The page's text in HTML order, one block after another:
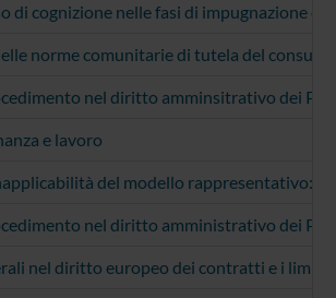
di cognizione nelle fasi di impugnazione e
norme comunitarie di tutela del
nel diritto amminsitrativo dei
e lavoro
del modello rappresentativo:
nel diritto amministrativo dei
nel diritto europeo dei contratti e i